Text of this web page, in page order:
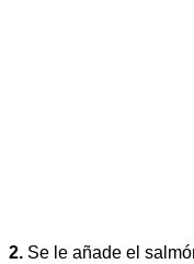
2. Se le añade el